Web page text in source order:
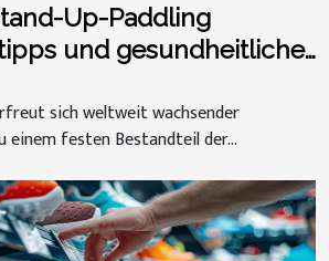
Up-Paddling
und gesundheitliche
sich weltweit wachsender
festen Bestandteil der...